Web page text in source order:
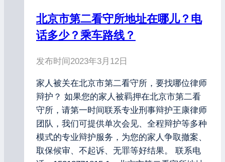
北京市第二看守所地址在哪儿？电
话多少？乘车路线？
发布时间2023年3月12日
家人被关在北京市第二看守所，要找哪位律师
辩护？ 如果您的家人被羁押在北京市第二看
守所，请第一时间联系专业刑事辩护王康律师
团队，我们可提供单次会见、全程辩护等多种
模式的专业辩护服务，为您的家人争取撤案、
取保候审、不起诉、无罪等好结果。 联系电